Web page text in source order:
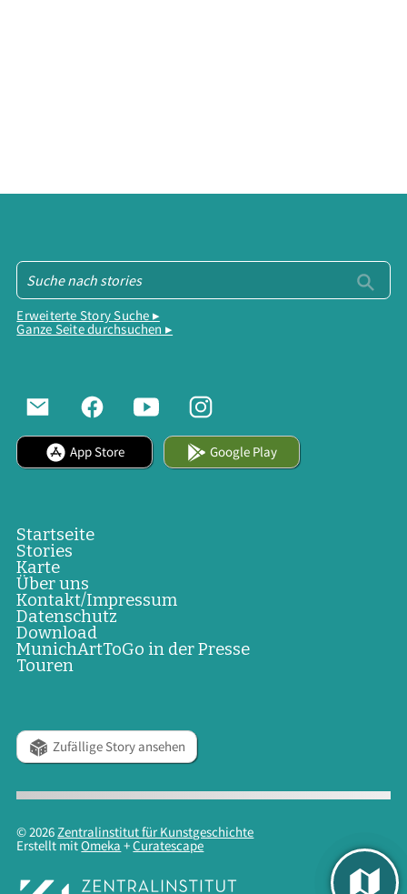
Erweiterte Story Suche ▸
Ganze Seite durchsuchen ▸
App Store Google Play
Startseite
Stories
Karte
Über uns
Kontakt/Impressum
Datenschutz
Download
MunichArtToGo in der Presse
Touren
Zufällige Story ansehen
© 2026 Zentralinstitut für Kunstgeschichte
Erstellt mitOmeka +Curatescape